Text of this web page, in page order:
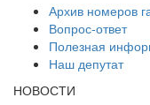
Архив номеров
Вопрос-ответ
Полезная
Наш депутат
НОВОСТИ